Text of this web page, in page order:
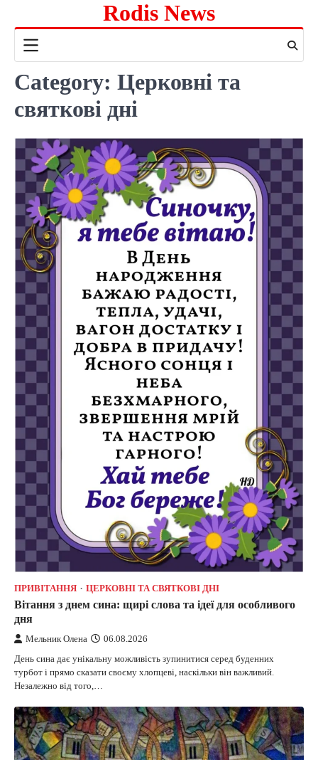
content
Rodis News
Category: Церковні та
святкові дні
ПРИВІТАННЯ ЦЕРКОВНІ ТА СВЯТКОВІ ДНІ
Вітання з днем сина: щирі слова та ідеї для особливого
дня
Мельник Олена 06.08.2026
День сина дає унікальну можливість зупинитися серед буденних
турбот і прямо сказати своєму хлопцеві, наскільки він важливий.
Незалежно від того,…